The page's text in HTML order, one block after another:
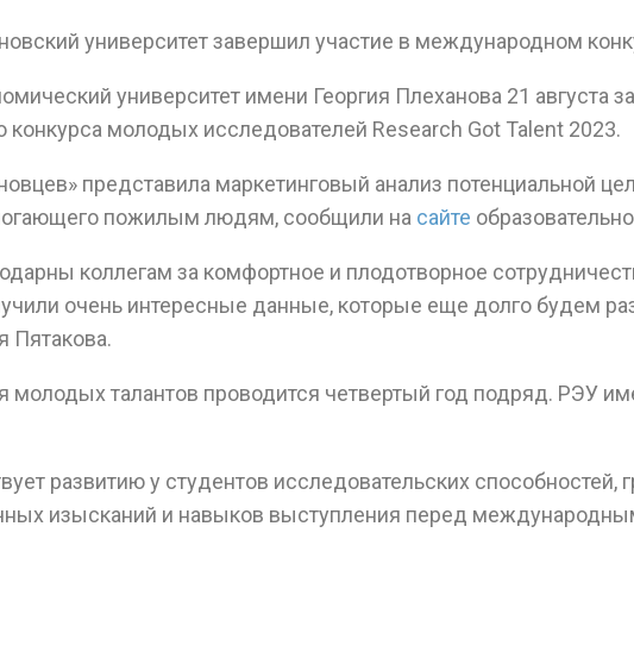
университет имени Георгия Плеханова 21 августа
молодых исследователей Research Got Talent 2023.
представила маркетинговый анализ потенциальной
пожилым людям, сообщили на сайте
коллегам за комфортное и плодотворное
очень интересные данные, которые еще долго будем
Пятакова.
молодых талантов проводится четвертый год подряд. РЭУ
развитию у студентов исследовательских
изысканий и навыков выступления перед